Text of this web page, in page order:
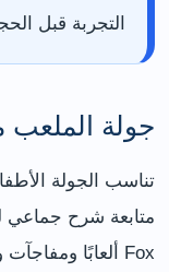
التجربة قبل
جولة الملعب
تناسب الجولة
Fox ألعابًا ومفاجآت وتفاعلًا أكبر للصغار.